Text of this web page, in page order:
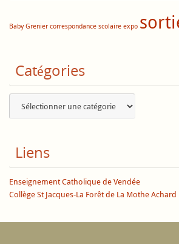
Baby Grenier correspondance scolaire expo
Catégories
Liens
Enseignement Catholique de Vendée
Collège St Jacques-La Forêt de La Mothe Achard